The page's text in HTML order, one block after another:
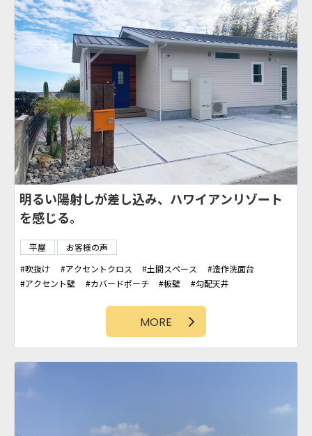
明るい陽射しが差し込み、ハワイアンリゾート
を感じる。
平屋
お客様の声
吹抜け
アクセントクロス 土間スペース
造作洗面台
アクセント壁
カバードポーチ 板壁
勾配天井
MORE